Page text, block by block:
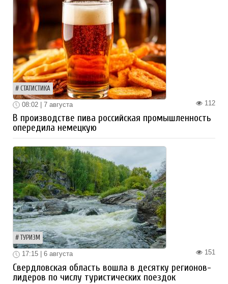
СТАТИСТИКА
112
08:02 | 7 августа
В производстве пива российская промышленность
опередила немецкую
ТУРИЗМ
151
17:15 | 6 августа
Свердловская область вошла в десятку регионов-
лидеров по числу туристических поездок